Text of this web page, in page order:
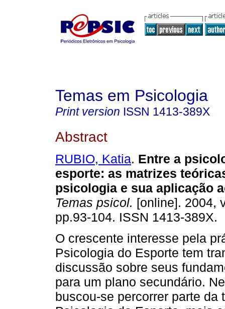
Temas em Psicologia
Print version ISSN 1413-389X
Abstract
RUBIO, Katia. Entre a
esporte: as matrizes
psicologia e sua aplicação
Temas psicol. [online]. 2004,
pp.93-104. ISSN 1413-389X.
O crescente interesse pela
Psicologia do Esporte tem
discussão sobre seus
para um plano secundário.
buscou-se percorrer parte da